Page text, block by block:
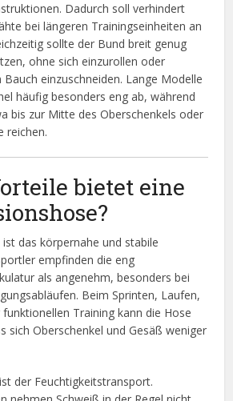
Dadurch soll verhindert
bei längeren Trainingseinheiten an
sollte der Bund breit genug
ohne sich einzurollen oder
einzuschneiden. Lange Modelle
häufig besonders eng ab, während
bis zur Mitte des Oberschenkels oder
reichen.
bietet eine
das körpernahe und stabile
empfinden die eng
als angenehm, besonders bei
Beim Sprinten, Laufen,
Training kann die Hose
sich Oberschenkel und Gesäß weniger
der Feuchtigkeitstransport.